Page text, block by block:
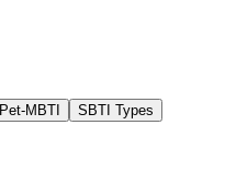
Pet-MBTI
SBTI Types